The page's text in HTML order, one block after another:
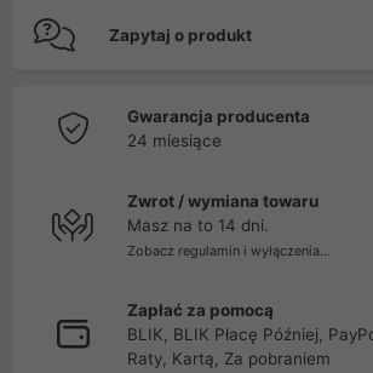
Zapytaj o produkt
Gwarancja producenta
24 miesiące
Zwrot / wymiana towaru
Masz na to 14 dni.
Zobacz regulamin i wyłączenia...
Zapłać za pomocą
BLIK, BLIK Płacę Później,
Raty, Kartą, Za pobraniem